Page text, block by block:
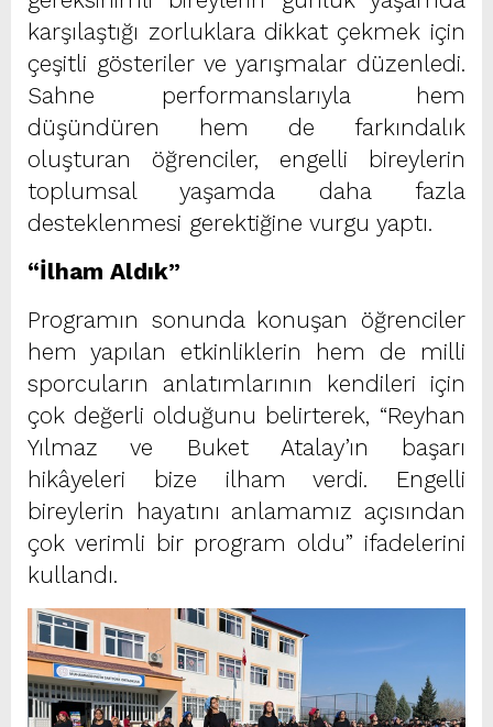
karşılaştığı zorluklara dikkat çekmek için
çeşitli gösteriler ve yarışmalar düzenledi.
Sahne performanslarıyla hem
düşündüren hem de farkındalık
oluşturan öğrenciler, engelli bireylerin
toplumsal yaşamda daha fazla
desteklenmesi gerektiğine vurgu yaptı.
“İlham Aldık”
Programın sonunda konuşan öğrenciler
hem yapılan etkinliklerin hem de milli
sporcuların anlatımlarının kendileri için
çok değerli olduğunu belirterek, “Reyhan
Yılmaz ve Buket Atalay’ın başarı
hikâyeleri bize ilham verdi. Engelli
bireylerin hayatını anlamamız açısından
çok verimli bir program oldu” ifadelerini
kullandı.